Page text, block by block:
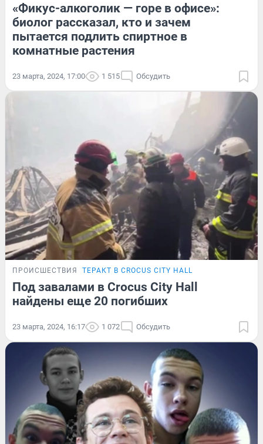
«Фикус-алкоголик — горе в офисе»:
биолог рассказал, кто и зачем
пытается подлить спиртное в
комнатные растения
23 марта, 2024, 17:00 1 515 Обсудить
ПРОИСШЕСТВИЯ ТЕРАКТ В CROCUS CITY HALL
Под завалами в Crocus City Hall
найдены еще 20 погибших
23 марта, 2024, 16:17 1 072 Обсудить